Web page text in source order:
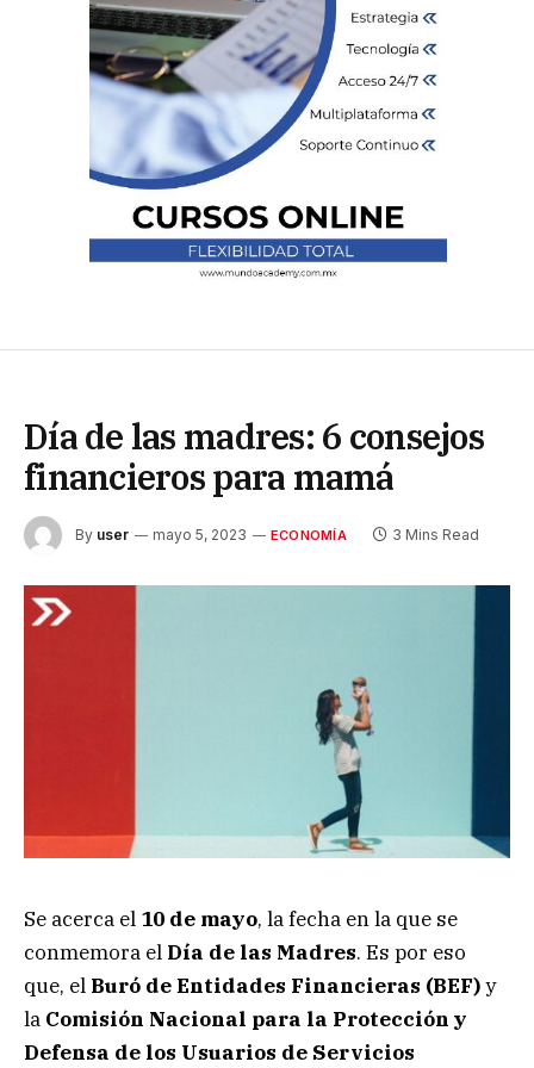
Día de las madres: 6 consejos
financieros para mamá
By user mayo 5, 2023 ECONOMÍA 3 Mins Read
Se acerca el 10 de mayo, la fecha en la que se
conmemora el Día de las Madres. Es por eso
que, el Buró de Entidades Financieras (BEF)y
la Comisión Nacional para la Protección y
Defensa de los Usuarios de Servicios